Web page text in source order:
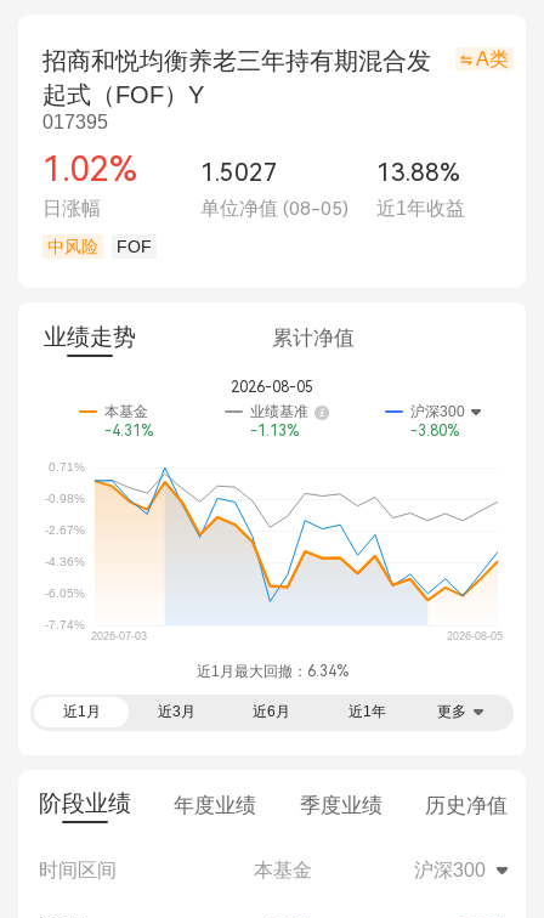
招商和悦均衡养老三年持有期混合发
起式（FOF）Y
017395
A类
1.02% 1.5027 13.88%
日涨幅 单位净值 (08-05) 近1年收益
中风险 FOF
业绩走势 累计净值
2026-08-05
本基金
-4.31%
业绩基准
-1.13%
沪深300
-3.80%
近1月最大回撤： 6.34%
近1月 近3月 近6月 近1年 更多
阶段业绩 年度业绩 季度业绩 历史净值
时间区间 本基金 沪深300